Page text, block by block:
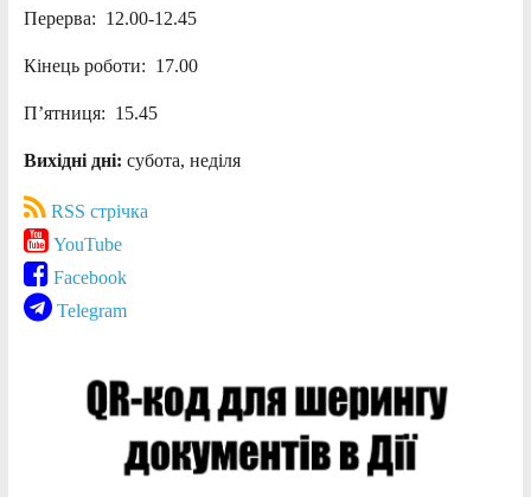
Перерва: 12.00-12.45
Кінець роботи: 17.00
П’ятниця: 15.45
Вихідні дні: субота, неділя
RSS стрічка
YouTube
Facebook
Telegram